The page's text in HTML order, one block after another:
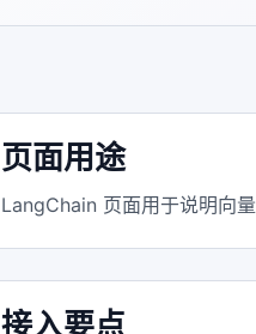
页面用途
LangChain 页面用于说明向
接入要点